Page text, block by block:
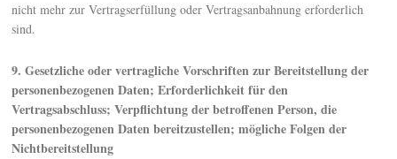
nicht mehr zur Vertragserfüllung oder Vertragsanbahnung erforderlich
sind.
9. Gesetzliche oder vertragliche Vorschriften zur Bereitstellung der
personenbezogenen Daten; Erforderlichkeit für den
Vertragsabschluss; Verpflichtung der betroffenen Person, die
personenbezogenen Daten bereitzustellen; mögliche Folgen der
Nichtbereitstellung